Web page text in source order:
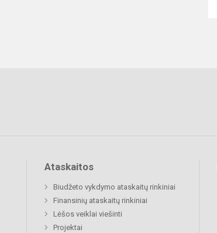
Ataskaitos
Biudžeto vykdymo ataskaitų rinkiniai
Finansinių ataskaitų rinkiniai
Lėšos veiklai viešinti
Projektai